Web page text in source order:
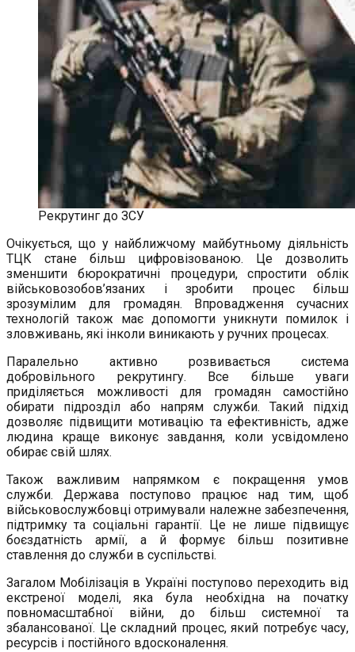
Рекрутинг до ЗСУ
Очікується, що у найближчому майбутньому діяльність
ТЦК стане більш цифровізованою. Це дозволить
зменшити бюрократичні процедури, спростити облік
військовозобов’язаних і зробити процес більш
зрозумілим для громадян. Впровадження сучасних
технологій також має допомогти уникнути помилок і
зловживань, які інколи виникають у ручних процесах.
Паралельно активно розвивається система
добровільного рекрутингу. Все більше уваги
приділяється можливості для громадян самостійно
обирати підрозділ або напрям служби. Такий підхід
дозволяє підвищити мотивацію та ефективність, адже
людина краще виконує завдання, коли усвідомлено
обирає свій шлях.
Також важливим напрямком є покращення умов
служби. Держава поступово працює над тим, щоб
військовослужбовці отримували належне забезпечення,
підтримку та соціальні гарантії. Це не лише підвищує
боєздатність армії, а й формує більш позитивне
ставлення до служби в суспільстві.
Загалом Мобілізація в Україні поступово переходить від
екстреної моделі, яка була необхідна на початку
повномасштабної війни, до більш системної та
збалансованої. Це складний процес, який потребує часу,
ресурсів і постійного вдосконалення.